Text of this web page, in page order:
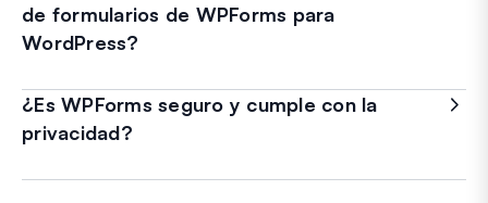
de formularios de WPForms para
WordPress?
¿Es WPForms seguro y cumple con la
privacidad?